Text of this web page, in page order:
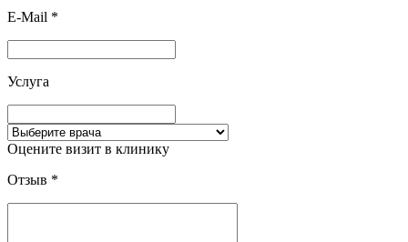
E-Mail *
Услуга
Оцените визит в клинику
Отзыв *